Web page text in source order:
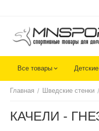
Все товары
Главная / Шведские стенки /
КАЧЕЛИ -